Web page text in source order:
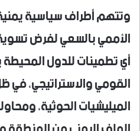
وتتهم أطراف سياسية
الأممي بالسعي لفرض
أي تطمينات للدول
القومي والاستراتيجي، في
الميليشيات الحوثية،